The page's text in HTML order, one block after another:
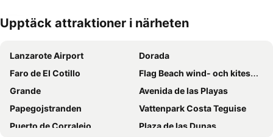
Förstora kartan
Upptäck attraktioner i närheten
Lanzarote Airport
Dorada
Faro de El Cotillo
Flag Beach wind- och kitesurfingcenter
Grande
Avenida de las Playas
Papegojstranden
Vattenpark Costa Teguise
Puerto de Corralejo
Plaza de las Dunas